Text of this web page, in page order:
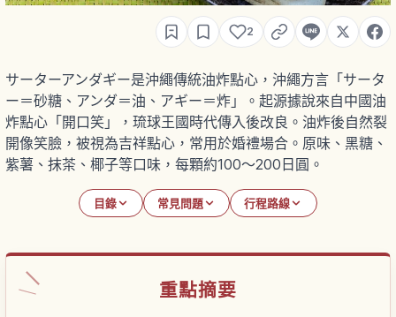
2
サーターアンダギー是沖繩傳統油炸點心，沖繩方言「サータ
ー＝砂糖、アンダ＝油、アギー＝炸」。起源據說來自中國油
炸點心「開口笑」，琉球王國時代傳入後改良。油炸後自然裂
開像笑臉，被視為吉祥點心，常用於婚禮場合。原味、黑糖、
紫薯、抹茶、椰子等口味，每顆約100～200日圓。
目錄 常見問題 行程路線
重點摘要